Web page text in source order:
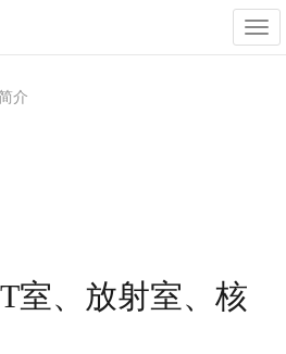
展
开
介
室、放射室、核